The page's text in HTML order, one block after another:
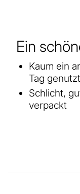
Ein
Kaum ein
Tag genutzt
Schlicht,
verpackt